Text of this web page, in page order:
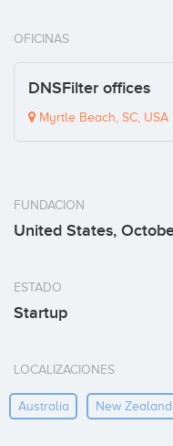
OFICINAS
DNSFilter offices
Myrtle Beach, SC, USA
FUNDACION
United States,
ESTADO
Startup
LOCALIZACIONES
Australia New Zealand